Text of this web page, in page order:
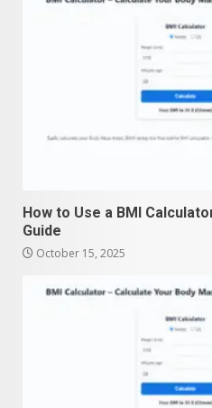
How to Use a BMI
Guide
October 15, 2025